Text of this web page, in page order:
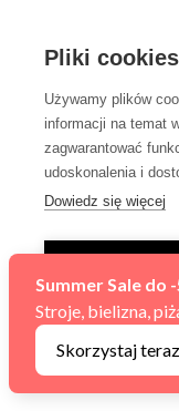
Pliki
Używamy plików
informacji na temat
zagwarantować
udoskonalenia i
Dowiedz się więcej
Summer Sale
Leginsy damskie z
349 zł 279 zł
44
-50%
809 zł
70D75D80D
-30%
Summer Sale
Sylvia Speidel